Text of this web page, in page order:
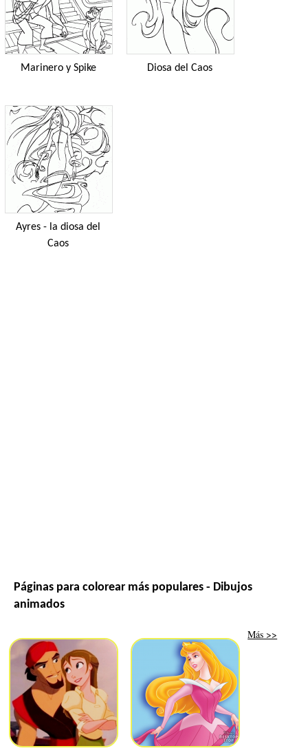
Marinero y Spike Diosa del Caos
Ayres - la diosa del
Caos
Páginas para colorear más populares - Dibujos
animados
Más >>